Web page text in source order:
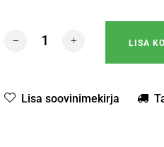
19 Glass Inox klaasi ja
LISA
Lisa soovinimekirja